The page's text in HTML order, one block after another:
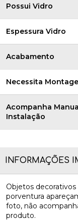
Possui Vidro
Espessura Vidro
Acabamento
Necessita
Acompanha
Instalação
INFORMAÇÕES
Objetos decorativos
porventura
foto, não
produto.